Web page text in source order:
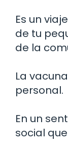
Es un
de tu
de la
La
personal.
En un
social